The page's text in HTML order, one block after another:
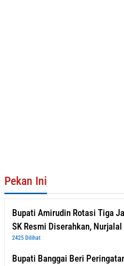
Pekan Ini
Bupati Amirudin Rotasi Tiga
SK Resmi Diserahkan,
2425 Dilihat
Bupati Banggai Beri